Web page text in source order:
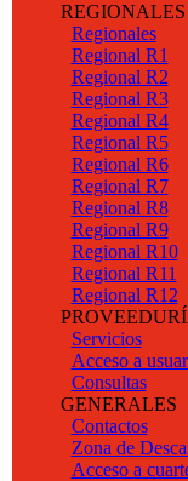
REGIONALES
Regionales
Regional R1
Regional R2
Regional R3
Regional R4
Regional R5
Regional R6
Regional R7
Regional R8
Regional R9
Regional R10
Regional R11
Regional R12
Servicios
Acceso a
Consultas
GENERALES
Contactos
Zona de
Acceso a